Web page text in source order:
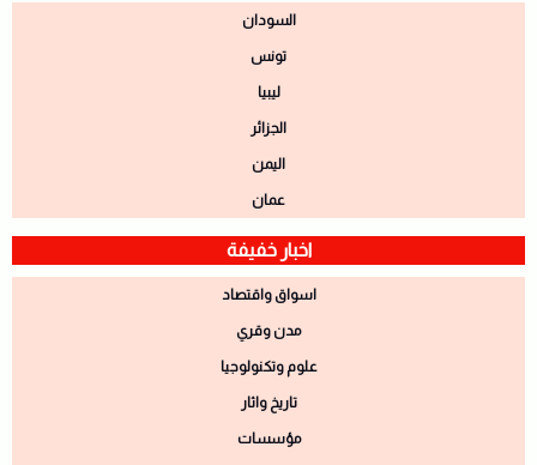
السودان
تونس
ليبيا
الجزائر
اليمن
عمان
اخبار خفيفة
اسواق واقتصاد
مدن وقري
علوم وتكنولوجيا
تاريخ واثار
مؤسسات